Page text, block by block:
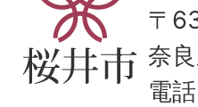
〒
奈
電